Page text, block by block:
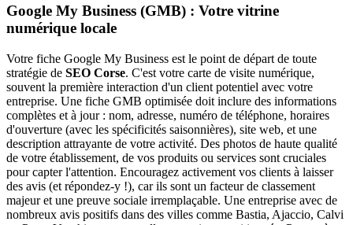
Google My Business (GMB) : Votre vitrine
numérique locale
Votre fiche Google My Business est le point de départ de toute
stratégie de SEO Corse. C'est votre carte de visite numérique,
souvent la première interaction d'un client potentiel avec votre
entreprise. Une fiche GMB optimisée doit inclure des informations
complètes et à jour : nom, adresse, numéro de téléphone, horaires
d'ouverture (avec les spécificités saisonnières), site web, et une
description attrayante de votre activité. Des photos de haute qualité
de votre établissement, de vos produits ou services sont cruciales
pour capter l'attention. Encouragez activement vos clients à laisser
des avis (et répondez-y !), car ils sont un facteur de classement
majeur et une preuve sociale irremplaçable. Une entreprise avec de
nombreux avis positifs dans des villes comme Bastia, Ajaccio, Calvi